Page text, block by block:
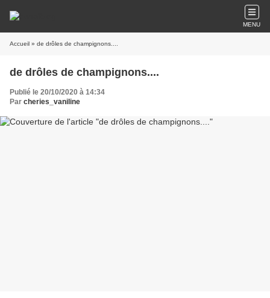
MENU
Accueil » de drôles de champignons....
de drôles de champignons....
Publié le 20/10/2020 à 14:34
Par cheries_vaniline